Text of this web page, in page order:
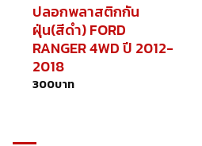
ปลอกพลาสติกกัน
ฝุ่น(สีดำ) FORD
RANGER 4WD ปี 2012-
2018
300บาท